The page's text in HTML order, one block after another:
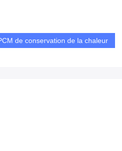
de conservation de la chaleur